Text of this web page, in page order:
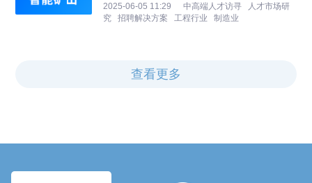
力资源服务专家视角，从人才市场现状、培养策略
和实践案例多个维度，为企业破解人才困境提供了
2025-06-05 11:29
中高端人才访寻 人才市场研
究 招聘解决方案 工程行业 制造业
查看更多